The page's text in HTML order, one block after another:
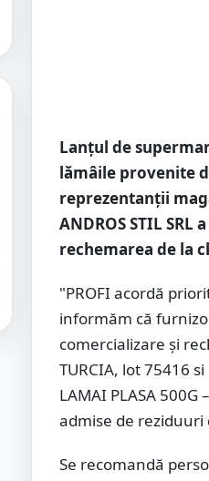
Lanțul de
lămâile provenite
reprezentanții
ANDROS STIL
rechemarea de la
"PROFI acordă
informăm că
comercializare şi
TURCIA, lot 75416 si
LAMAI PLASA
admise de
Se recomandă